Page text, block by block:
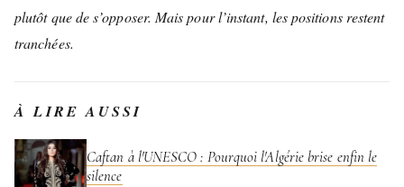
plutôt que de s’opposer. Mais pour l’instant, les positions restent
tranchées.
À LIRE AUSSI
Caftan à l'UNESCO : Pourquoi l'Algérie brise enfin le
silence